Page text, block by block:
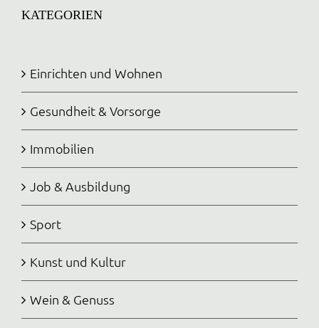
KATEGORIEN
Einrichten und Wohnen
Gesundheit & Vorsorge
Immobilien
Job & Ausbildung
Sport
Kunst und Kultur
Wein & Genuss